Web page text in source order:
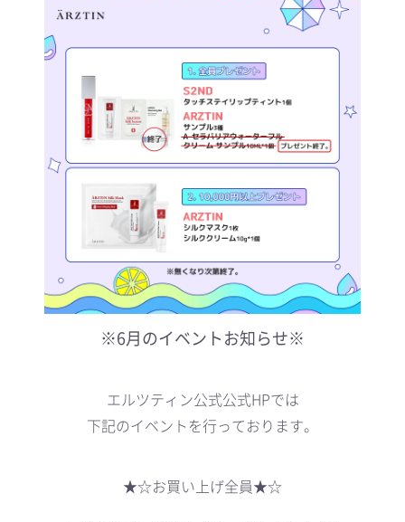
※6月のイベントお知らせ※
エルツティン公式公式HPでは
下記のイベントを行っております。
★☆お買い上げ全員★☆